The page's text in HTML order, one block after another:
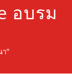
อบรม
า"